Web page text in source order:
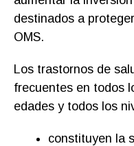
destinados a
OMS.
Los trastornos de
frecuentes en todos
edades y todos los
constituyen la